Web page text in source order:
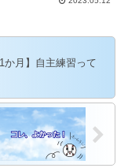
か月】自主練習って